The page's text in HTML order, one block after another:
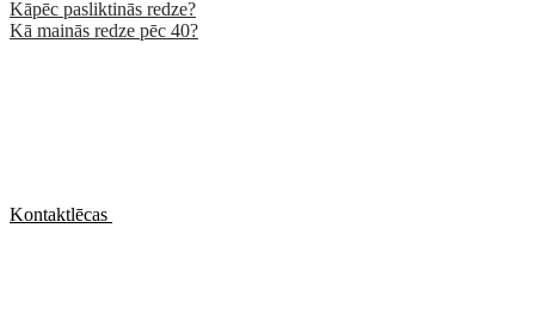
Kāpēc pasliktinās redze?
Kā mainās redze pēc 40?
Kontaktlēcas